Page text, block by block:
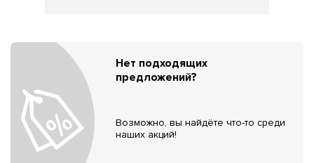
Нет подходящих
предложений?
Возможно, вы найдёте что-то среди
наших акций!